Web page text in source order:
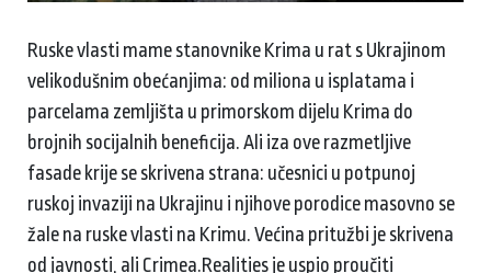
Ruske vlasti mame stanovnike Krima u rat s Ukrajinom
velikodušnim obećanjima: od miliona u isplatama i
parcelama zemljišta u primorskom dijelu Krima do
brojnih socijalnih beneficija. Ali iza ove razmetljive
fasade krije se skrivena strana: učesnici u potpunoj
ruskoj invaziji na Ukrajinu i njihove porodice masovno se
žale na ruske vlasti na Krimu. Većina pritužbi je skrivena
od javnosti, ali Crimea.Realities je uspio proučiti